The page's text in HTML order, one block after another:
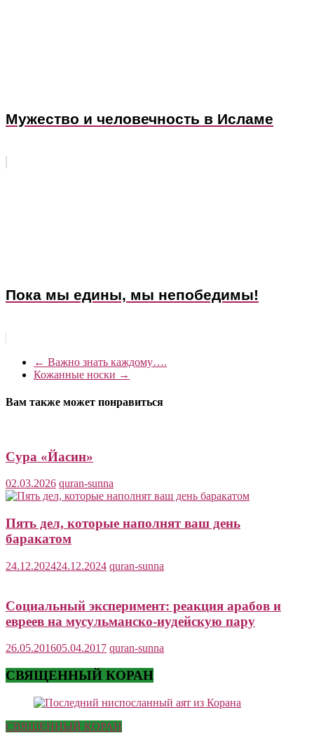
Мужество и человечность в Исламе
Пока мы едины, мы непобедимы!
← Важно знать каждому….
Кожанные носки →
Вам также может понравиться
Сура «Йасин»
02.03.2026 quran-sunna
Пять дел, которые наполнят ваш день
баракатом
24.12.202424.12.2024 quran-sunna
Социальный эксперимент: реакция арабов и
евреев на мусульманско-иудейскую пару
26.05.201605.04.2017 quran-sunna
СВЯЩЕННЫЙ КОРАН
СВЯЩЕННЫЙ КОРАН